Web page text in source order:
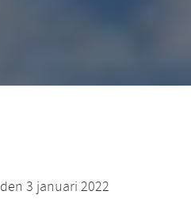
den 3 januari 2022